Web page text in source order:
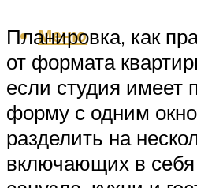
Меню
Планировка, как
от формата
если студия имеет
форму с одним
разделить на
включающих в себя